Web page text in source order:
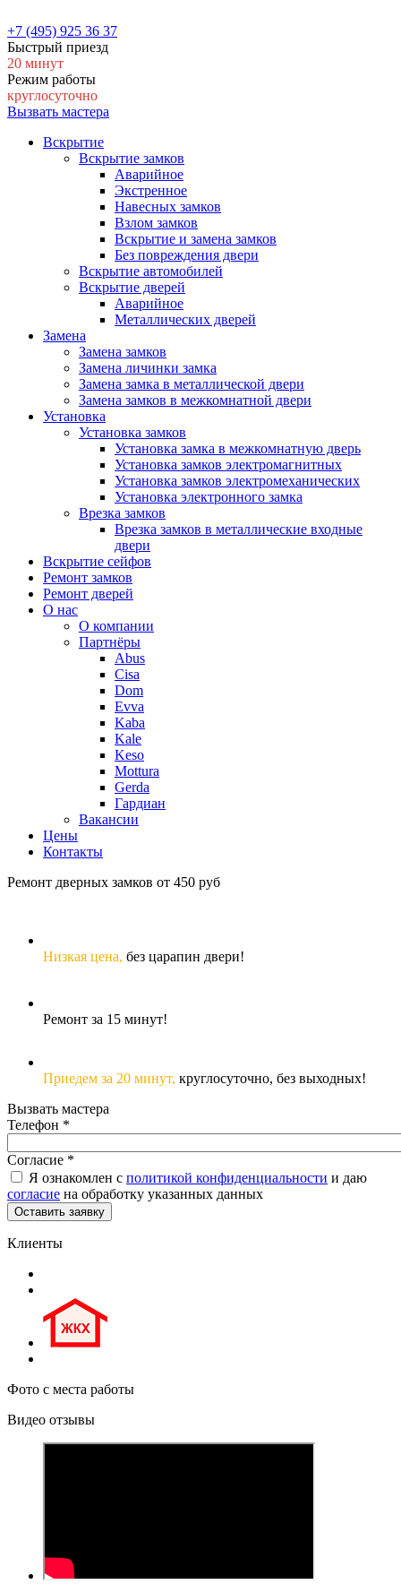
+7 (495) 925 36 37
Быстрый приезд
20 минут
Режим работы
круглосуточно
Вызвать мастера
Вскрытие
Вскрытие замков
Аварийное
Экстренное
Навесных замков
Взлом замков
Вскрытие и замена замков
Без повреждения двери
Вскрытие автомобилей
Вскрытие дверей
Аварийное
Металлических дверей
Замена
Замена замков
Замена личинки замка
Замена замка в металлической двери
Замена замков в межкомнатной двери
Установка
Установка замков
Установка замка в межкомнатную дверь
Установка замков электромагнитных
Установка замков электромеханических
Установка электронного замка
Врезка замков
Врезка замков в металлические входные
двери
Вскрытие сейфов
Ремонт замков
Ремонт дверей
О нас
О компании
Партнёры
Abus
Cisa
Dom
Evva
Kaba
Kale
Keso
Mottura
Gerda
Гардиан
Вакансии
Цены
Контакты
Ремонт дверных замков от 450 руб
Низкая цена, без царапин двери!
Ремонт за 15 минут!
Приедем за 20 минут, круглосуточно, без выходных!
Вызвать мастера
Телефон *
Согласие *
Я ознакомлен с политикой конфиденциальности и даю
согласие на обработку указанных данных
Клиенты
Фото с места работы
Видео отзывы